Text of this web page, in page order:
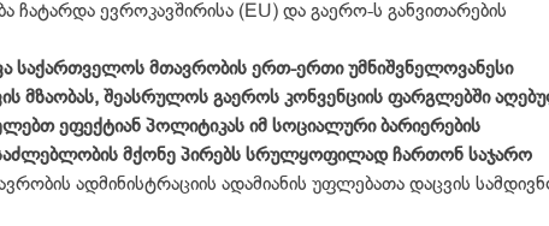
ჩატარდა ევროკავშირისა (EU) და გაერო-ს განვითარების
საქართველოს მთავრობის ერთ-ერთი უმნიშვნელოვანესი
მზაობას, შეასრულოს გაეროს კონვენციის ფარგლებში
ეფექტიან პოლიტიკას იმ სოციალური ბარიერების
მქონე პირებს სრულყოფილად ჩართონ საჯარო
ადმინისტრაციის ადამიანის უფლებათა დაცვის